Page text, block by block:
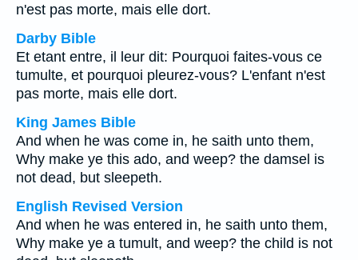
n'est pas morte, mais elle dort.
Darby Bible
Et etant entre, il leur dit: Pourquoi faites-vous ce
tumulte, et pourquoi pleurez-vous? L'enfant n'est
pas morte, mais elle dort.
King James Bible
And when he was come in, he saith unto them,
Why make ye this ado, and weep? the damsel is
not dead, but sleepeth.
English Revised Version
And when he was entered in, he saith unto them,
Why make ye a tumult, and weep? the child is not